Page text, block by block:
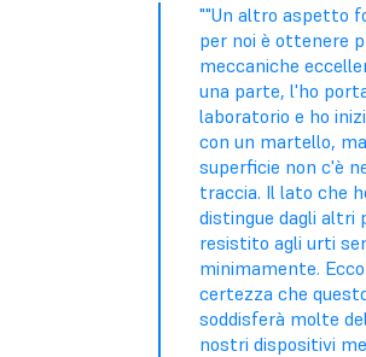
""Un altro aspetto
per noi è ottenere
meccaniche
una parte, l'ho
laboratorio e ho
con un martello,
superficie non c'è
traccia. Il lato che
distingue dagli altri
resistito agli urti
minimamente.
certezza che
soddisferà molte
nostri dispositivi